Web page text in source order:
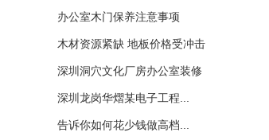
办公室木门保养注意事项
木材资源紧缺 地板价格受冲击
深圳洞穴文化厂房办公室装修
深圳龙岗华熠某电子工程...
告诉你如何花少钱做高档...